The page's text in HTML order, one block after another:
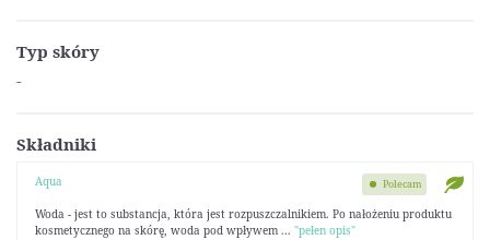
Typ skóry
-
Składniki
Aqua
Woda - jest to substancja, która jest rozpuszczalnikiem. Po nałożeniu produktu
kosmetycznego na skórę, woda pod wpływem ... "pełen opis"
Polecam